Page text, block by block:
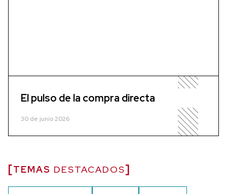
El pulso de la compra directa
30 de junio 2026
TEMAS DESTACADOS